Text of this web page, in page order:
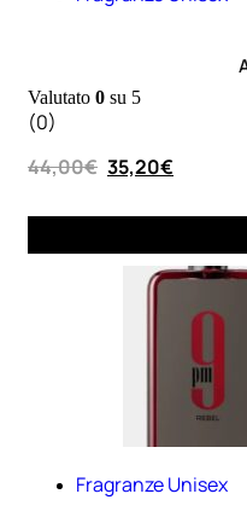
Valutato 0 su 5
(0)
44,00€ 35,20€
Fragranze Unisex